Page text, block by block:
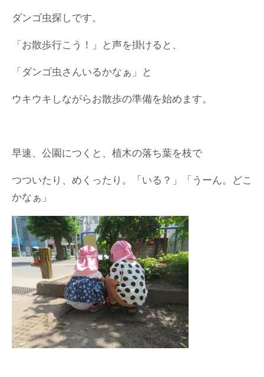
ダンゴ虫探しです。
「お散歩行こう！」と声を掛けると、
「ダンゴ虫さんいるかなぁ」と
ウキウキしながらお散歩の準備を始めます。
早速、公園につくと、植木の落ち葉を枝で
つついたり、めくったり。「いる？」「うーん。どこ
かなぁ」